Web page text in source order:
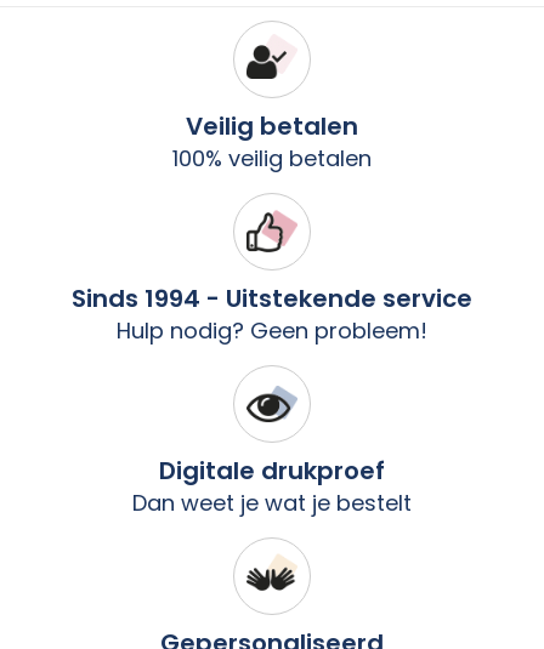
Veilig betalen
100% veilig betalen
Sinds 1994 - Uitstekende service
Hulp nodig? Geen probleem!
Digitale drukproef
Dan weet je wat je bestelt